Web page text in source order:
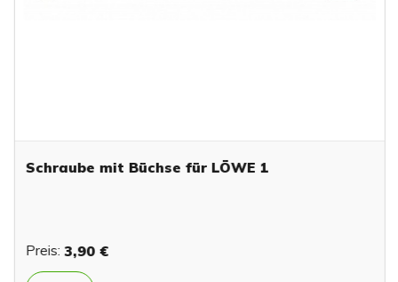
Schraube mit Büchse für LÖWE 1
Preis: 3,90 €